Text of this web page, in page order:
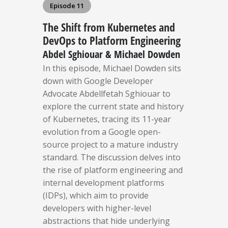
Episode 11
The Shift from Kubernetes and
DevOps to Platform Engineering
Abdel Sghiouar & Michael Dowden
In this episode, Michael Dowden sits
down with Google Developer
Advocate Abdellfetah Sghiouar to
explore the current state and history
of Kubernetes, tracing its 11-year
evolution from a Google open-
source project to a mature industry
standard. The discussion delves into
the rise of platform engineering and
internal development platforms
(IDPs), which aim to provide
developers with higher-level
abstractions that hide underlying